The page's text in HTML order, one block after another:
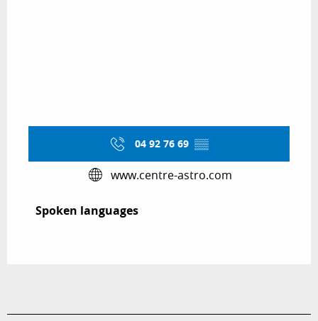
04 92 76 69 ▒▒
www.centre-astro.com
Spoken languages
Spoken languages